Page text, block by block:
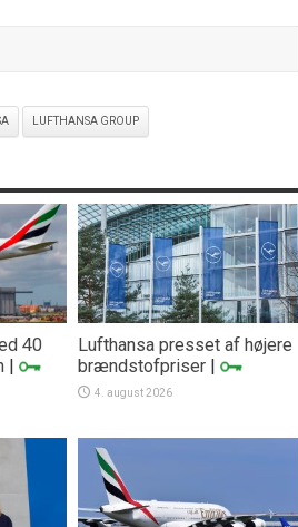
LUFTHANSA GROUP
40
|
Lufthansa presset af højere
brændstofpriser |
4. august 2026